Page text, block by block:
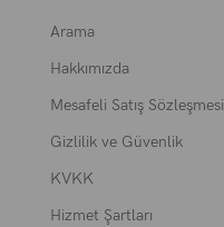
Arama
Hakkımızda
Mesafeli Satış Sözleşmesi
Gizlilik ve Güvenlik
KVKK
Hizmet Şartları